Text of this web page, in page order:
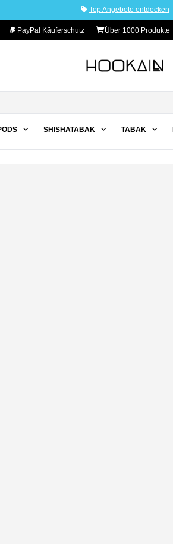
Top Angebote entdecken
PayPal Käuferschutz Über 1000 Produkte
SHISHATABAK TABAK